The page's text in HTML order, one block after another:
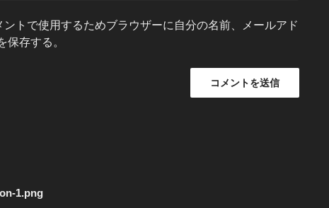
ントで使用するためブラウザーに自分の名前、メールアド
保存する。
1.png